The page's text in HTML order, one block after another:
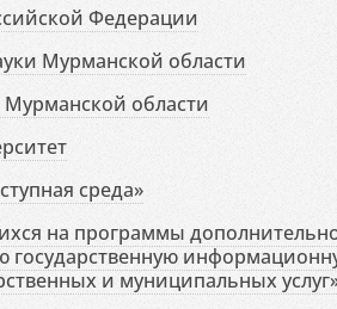
Федерации
Мурманской области
Мурманской области
среда»
на программы
государственную
и муниципальных